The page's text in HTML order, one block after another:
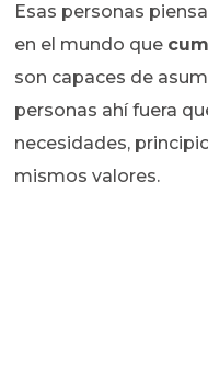
Esas personas
en el mundo que
son capaces de
personas ahí fuera
necesidades,
mismos valores.